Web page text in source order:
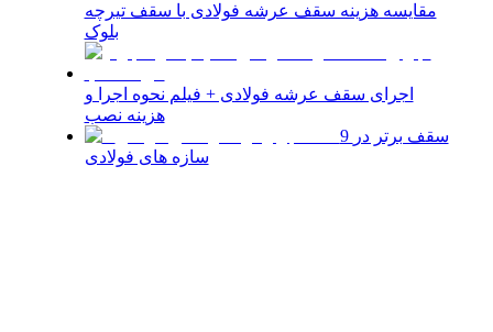
مقایسه هزینه سقف عرشه فولادی با سقف تیرچه
بلوک
اجرای سقف عرشه فولادی + فیلم نحوه اجرا و
هزینه نصب
9 سقف برتر در
سازه های فولادی